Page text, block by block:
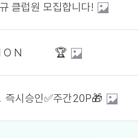
클럽원 모집합니다!
O N 🏆
시승인✅주간20P🎁